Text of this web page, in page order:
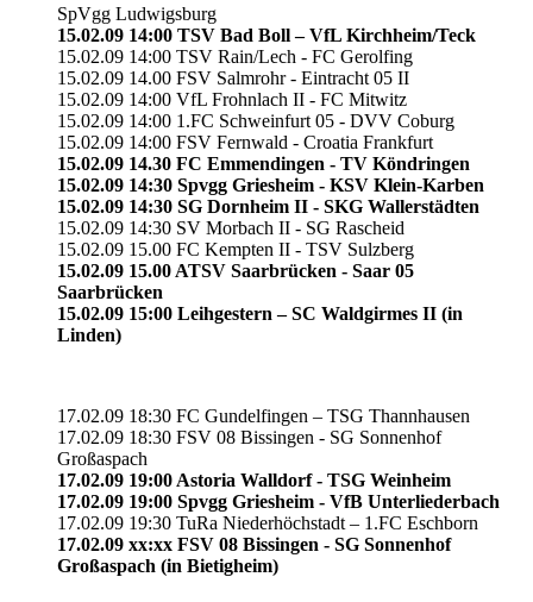
SpVgg Ludwigsburg
15.02.09 14:00 TSV Bad Boll – VfL Kirchheim/Teck
15.02.09 14:00 TSV Rain/Lech - FC Gerolfing
15.02.09 14.00 FSV Salmrohr - Eintracht 05 II
15.02.09 14:00 VfL Frohnlach II - FC Mitwitz
15.02.09 14:00 1.FC Schweinfurt 05 - DVV Coburg
15.02.09 14:00 FSV Fernwald - Croatia Frankfurt
15.02.09 14.30 FC Emmendingen - TV Köndringen
15.02.09 14:30 Spvgg Griesheim - KSV Klein-Karben
15.02.09 14:30 SG Dornheim II - SKG Wallerstädten
15.02.09 14:30 SV Morbach II - SG Rascheid
15.02.09 15.00 FC Kempten II - TSV Sulzberg
15.02.09 15.00 ATSV Saarbrücken - Saar 05
Saarbrücken
15.02.09 15:00 Leihgestern – SC Waldgirmes II (in
Linden)
17.02.09 18:30 FC Gundelfingen – TSG Thannhausen
17.02.09 18:30 FSV 08 Bissingen - SG Sonnenhof
Großaspach
17.02.09 19:00 Astoria Walldorf - TSG Weinheim
17.02.09 19:00 Spvgg Griesheim - VfB Unterliederbach
17.02.09 19:30 TuRa Niederhöchstadt – 1.FC Eschborn
17.02.09 xx:xx FSV 08 Bissingen - SG Sonnenhof
Großaspach (in Bietigheim)